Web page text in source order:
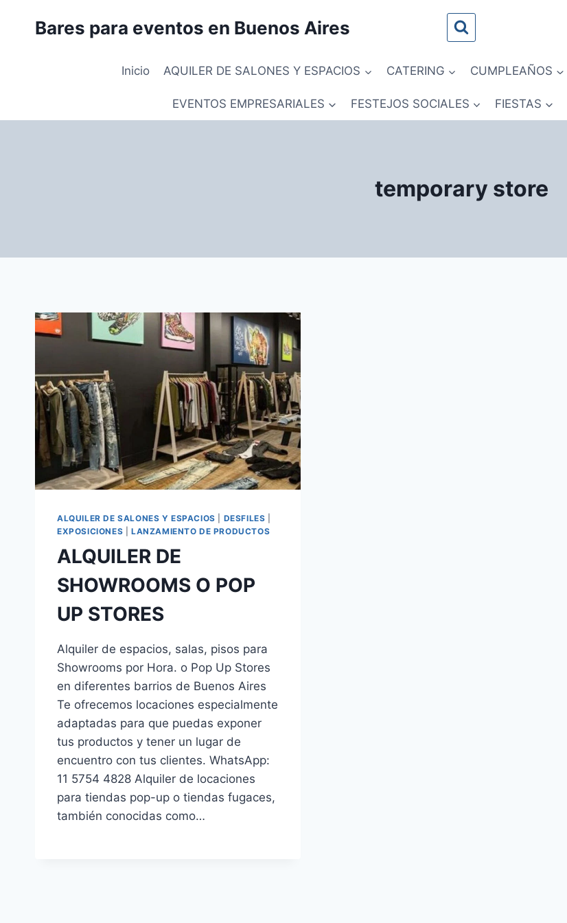
Bares para eventos en Buenos Aires
Inicio AQUILER DE SALONES Y ESPACIOS CATERING CUMPLEAÑOS
EVENTOS EMPRESARIALES FESTEJOS SOCIALES FIESTAS
temporary store
ALQUILER DE SALONES Y ESPACIOS DESFILES
EXPOSICIONES
LANZAMIENTO DE PRODUCTOS
ALQUILER DE
SHOWROOMS O POP
UP STORES
Alquiler de espacios, salas, pisos para
Showrooms por Hora. o Pop Up Stores
en diferentes barrios de Buenos Aires
Te ofrecemos locaciones especialmente
adaptadas para que puedas exponer
tus productos y tener un lugar de
encuentro con tus clientes. WhatsApp:
11 5754 4828 Alquiler de locaciones
para tiendas pop-up o tiendas fugaces,
también conocidas como…